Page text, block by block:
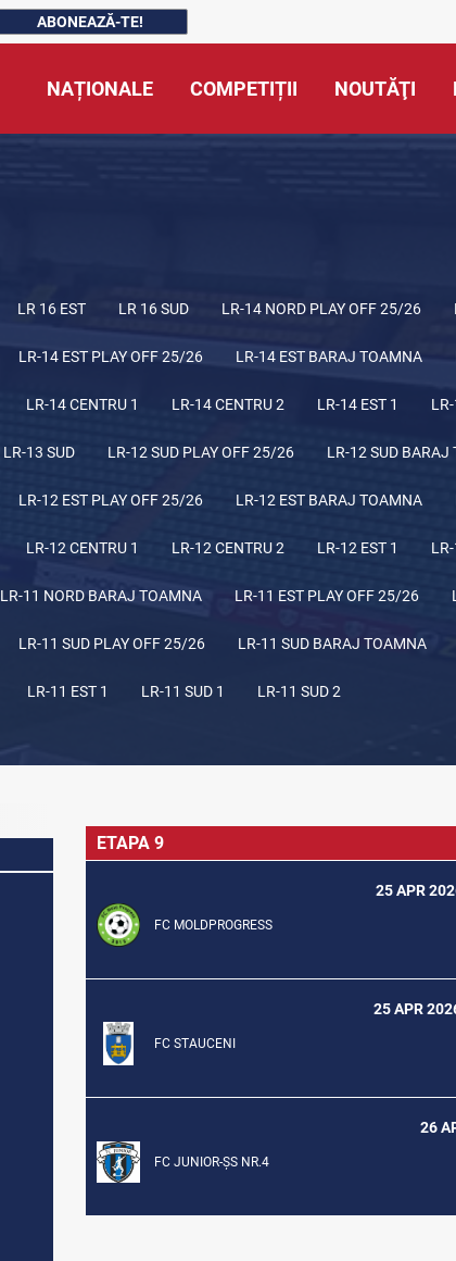
ABONEAZĂ-TE!
NAȚIONALE COMPETIȚII NOUTĂŢI
LR 16 EST LR 16 SUD LR-14 NORD PLAY OFF 25/26
LR-14 EST PLAY OFF 25/26 LR-14 EST BARAJ TOAMNA
LR-14 CENTRU 1 LR-14 CENTRU 2 LR-14 EST 1
LR-13 SUD LR-12 SUD PLAY OFF 25/26 LR-12 SUD BARAJ
LR-12 EST PLAY OFF 25/26 LR-12 EST BARAJ TOAMNA
LR-12 CENTRU 1 LR-12 CENTRU 2 LR-12 EST 1
LR-11 NORD BARAJ TOAMNA LR-11 EST PLAY OFF 25/26
LR-11 SUD PLAY OFF 25/26 LR-11 SUD BARAJ TOAMNA
LR-11 EST 1 LR-11 SUD 1 LR-11 SUD 2
ETAPA 9
25 APR
FC MOLDPROGRESS
25 APR
FC STAUCENI
26
FC JUNIOR-ȘS NR.4